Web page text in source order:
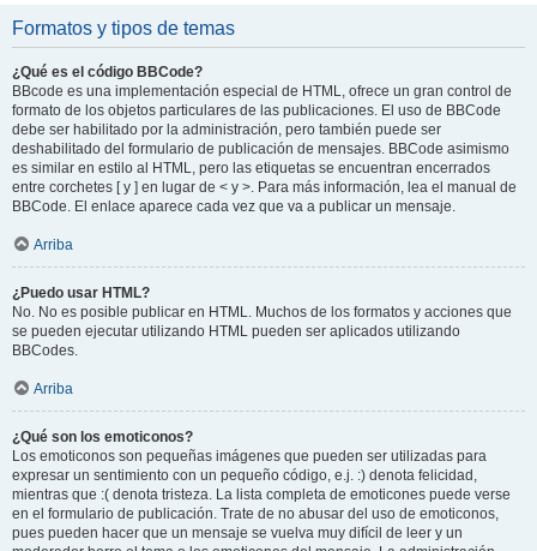
Formatos y tipos de temas
¿Qué es el código BBCode?
BBcode es una implementación especial de HTML, ofrece un gran control de
formato de los objetos particulares de las publicaciones. El uso de BBCode
debe ser habilitado por la administración, pero también puede ser
deshabilitado del formulario de publicación de mensajes. BBCode asimismo
es similar en estilo al HTML, pero las etiquetas se encuentran encerrados
entre corchetes [ y ] en lugar de < y >. Para más información, lea el manual de
BBCode. El enlace aparece cada vez que va a publicar un mensaje.
Arriba
¿Puedo usar HTML?
No. No es posible publicar en HTML. Muchos de los formatos y acciones que
se pueden ejecutar utilizando HTML pueden ser aplicados utilizando
BBCodes.
Arriba
¿Qué son los emoticonos?
Los emoticonos son pequeñas imágenes que pueden ser utilizadas para
expresar un sentimiento con un pequeño código, e.j. :) denota felicidad,
mientras que :( denota tristeza. La lista completa de emoticones puede verse
en el formulario de publicación. Trate de no abusar del uso de emoticonos,
pues pueden hacer que un mensaje se vuelva muy difícil de leer y un